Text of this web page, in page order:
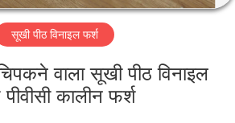
सूखी पीठ विनाइल फर्श
वाला सूखी पीठ विनाइल
कालीन फर्श